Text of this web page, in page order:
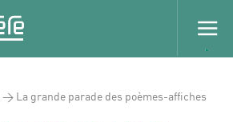
> La grande parade des poèmes-affiches